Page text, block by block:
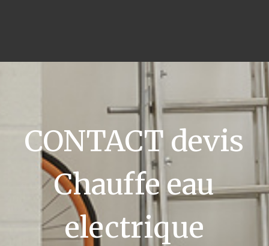
CONTACT devis
Chauffe eau
electrique